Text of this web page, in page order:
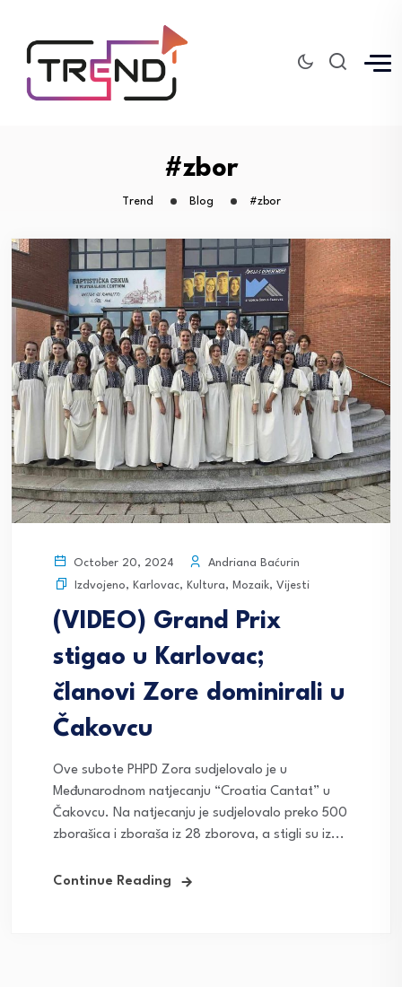
#zbor
Trend Blog #zbor
October 20, 2024
Andriana Baćurin
Izdvojeno, Karlovac, Kultura, Mozaik, Vijesti
(VIDEO) Grand Prix
stigao u Karlovac;
članovi Zore dominirali u
Čakovcu
Ove subote PHPD Zora sudjelovalo je u
Međunarodnom natjecanju “Croatia Cantat” u
Čakovcu. Na natjecanju je sudjelovalo preko 500
zborašica i zboraša iz 28 zborova, a stigli su iz...
Continue Reading